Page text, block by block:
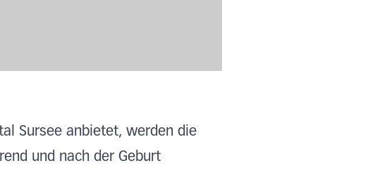
Sursee anbietet, werden die
und nach der Geburt